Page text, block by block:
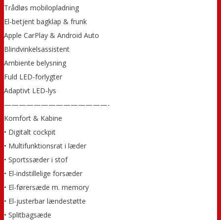
Trådløs mobilopladning
El-betjent bagklap & frunk
Apple CarPlay & Android Auto
Blindvinkelsassistent
Ambiente belysning
Fuld LED-forlygter
Adaptivt LED-lys
——————————————-
Komfort & Kabine
• Digitalt cockpit
• Multifunktionsrat i læder
• Sportssæder i stof
• El-indstillelige forsæder
• El-førersæde m. memory
• El-justerbar lændestøtte
• Splitbagsæde